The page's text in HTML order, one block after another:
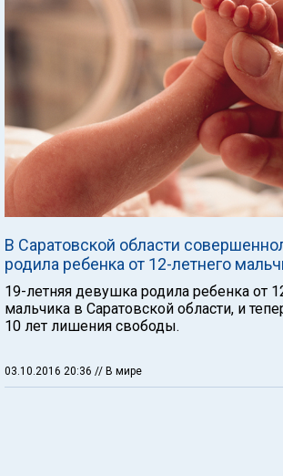
В Саратовской области
родила ребенка от 12-летнего
19-летняя девушка родила ребенка от
мальчика в Саратовской области, и
10 лет лишения свободы.
03.10.2016 20:36 // В мире